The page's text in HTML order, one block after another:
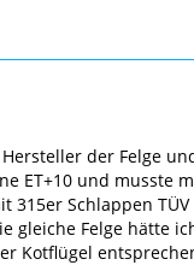
der Felge
ET+10 und musste
315er Schlappen
gleiche Felge hätte
Kotflügel